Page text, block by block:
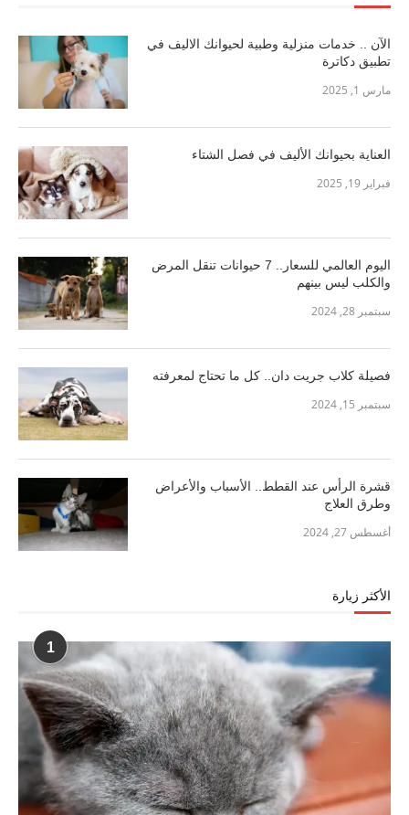
الآن .. خدمات منزلية وطبية لحيوانك الاليف في
تطبيق دكاترة
مارس 1, 2025
العناية بحيوانك الأليف في فصل الشتاء
فبراير 19, 2025
اليوم العالمي للسعار.. 7 حيوانات تنقل المرض
والكلب ليس بينهم
سبتمبر 28, 2024
فصيلة كلاب جريت دان.. كل ما تحتاج لمعرفته
سبتمبر 15, 2024
قشرة الرأس عند القطط.. الأسباب والأعراض
وطرق العلاج
أغسطس 27, 2024
الأكثر زيارة
1